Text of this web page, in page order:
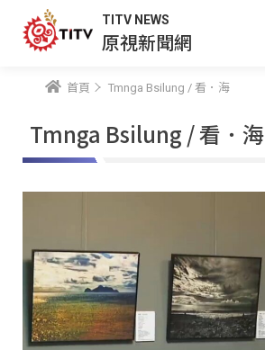
TITV NEWS
原視新聞網
首頁 Tmnga Bsilung / 看．海
Tmnga Bsilung / 看．海